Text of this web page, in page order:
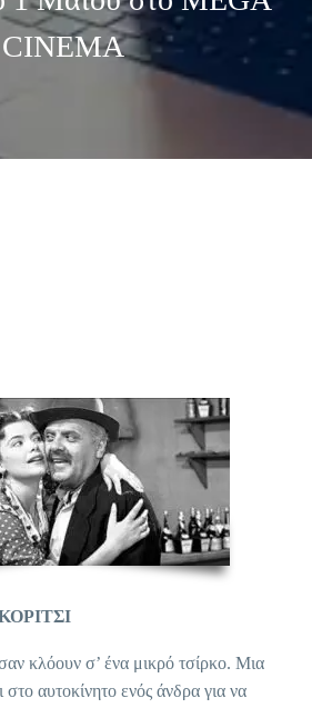
CINEMA
κλόουν σ’ ένα μικρό τσίρκο. Μια
στο αυτοκίνητο ενός άνδρα για να